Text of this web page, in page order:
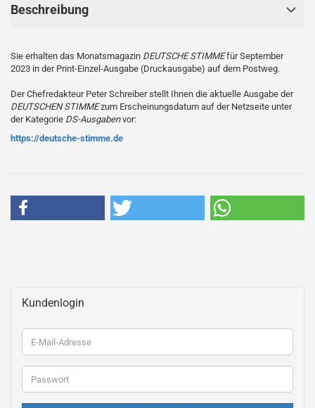
Beschreibung
Sie erhalten das Monatsmagazin DEUTSCHE STIMMEfür September
2023 in der Print-Einzel-Ausgabe (Druckausgabe) auf dem Postweg.
Der Chefredakteur Peter Schreiber stellt Ihnen die aktuelle Ausgabe der
DEUTSCHEN STIMMEzum Erscheinungsdatum auf der Netzseite unter
der Kategorie DS-Ausgabenvor:
https://deutsche-stimme.de
Kundenlogin
E-
Mail-
Adresse
Passwort